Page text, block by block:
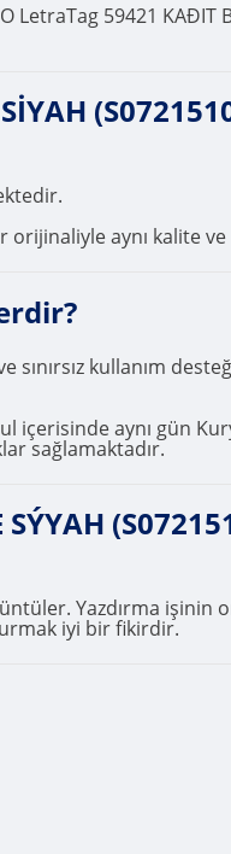
59421 KAÐIT
aynı kalite ve
kullanım
aynı gün
sağlamaktadır.
SÝYAH
Yazdırma
iyi bir fikirdir.